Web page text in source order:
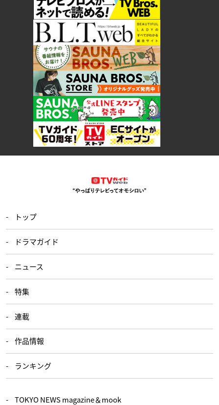
トップ
ドラマガイド
ニュース
特集
連載
作品情報
ランキング
TOKYO NEWS magazine＆mook